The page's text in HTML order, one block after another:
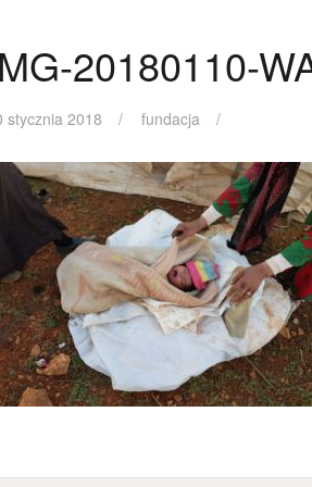
20180110-
stycznia 2018 fundacja